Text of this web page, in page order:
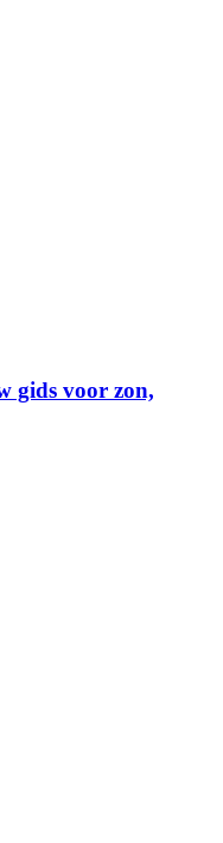
gids voor zon,